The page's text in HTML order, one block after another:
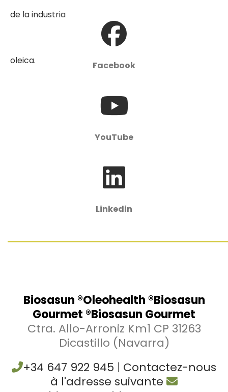
Facebook
YouTube
Linkedin
Biosasun ®Oleohealth ®Biosasun
Gourmet ®Biosasun Gourmet
Ctra. Allo-Arroniz Km1 CP 31263
Dicastillo (Navarra)
+34 647 922 945 | Contactez-nous
à l'adresse suivante